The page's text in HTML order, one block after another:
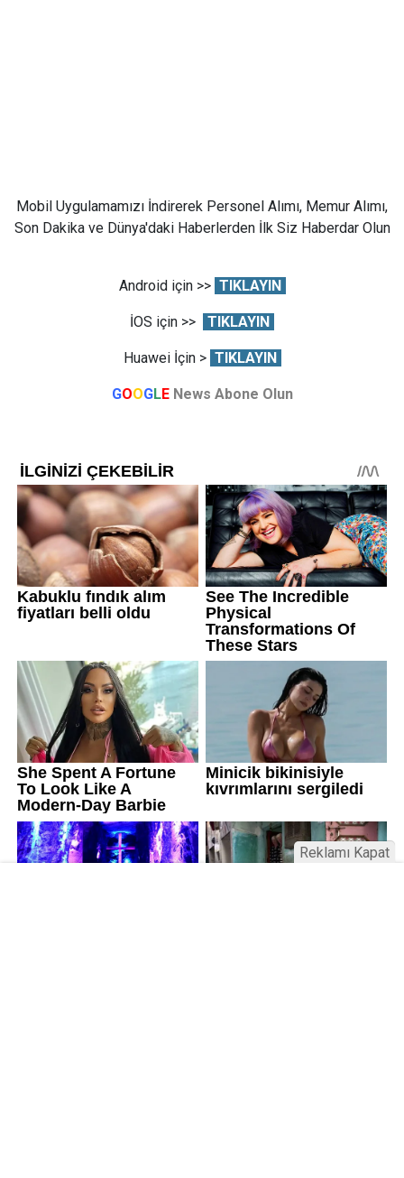
Mobil Uygulamamızı İndirerek Personel Alımı, Memur Alımı,
Son Dakika ve Dünya'daki Haberlerden İlk Siz Haberdar Olun
Android için >> TIKLAYIN
İOS için >> TIKLAYIN
Huawei İçin > TIKLAYIN
GOOGLE News Abone Olun
Reklamı Kapat